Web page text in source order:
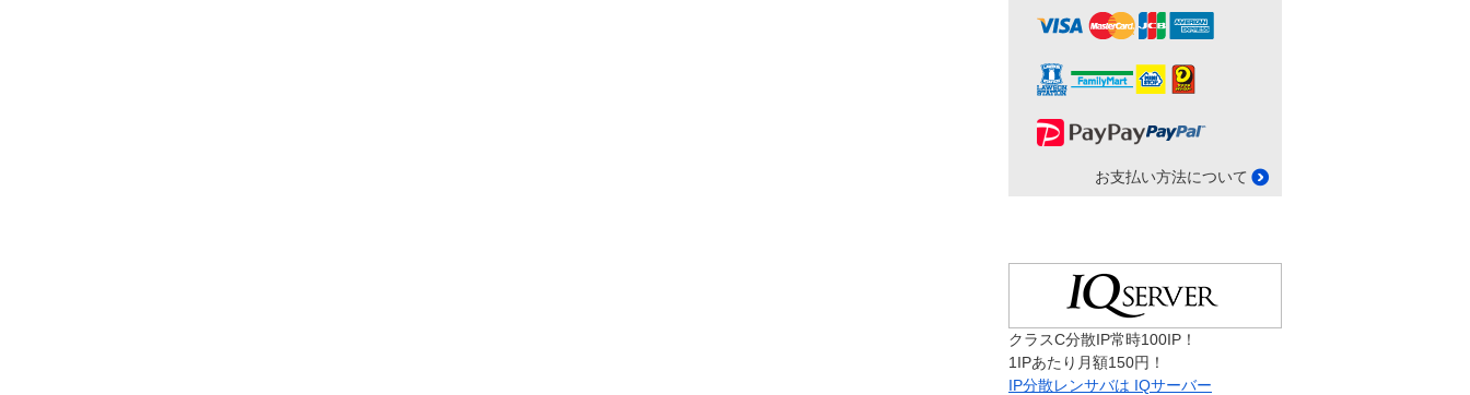
お支払い方法について
クラスC分散IP常時100IP！
1IPあたり月額150円！
IP分散レンサバは IQサーバー